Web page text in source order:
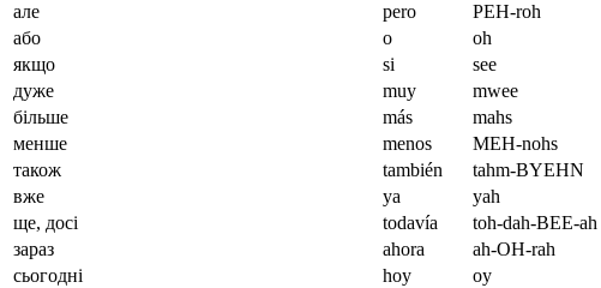
але
pero PEH-roh
або
o oh
якщо
si see
дуже
muy mwee
більше
más mahs
менше
menos MEH-nohs
також
también tahm-BYEHN
вже
ya yah
ще, досі
todavía toh-dah-BEE-ah
зараз
ahora ah-OH-rah
сьогодні
hoy oy